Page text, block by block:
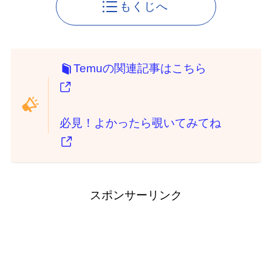
もくじへ
Temuの関連記事はこちら
必見！よかったら覗いてみてね
スポンサーリンク